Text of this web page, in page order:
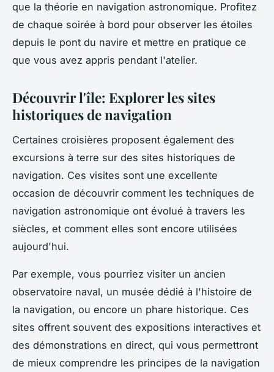
que la théorie en navigation astronomique. Profitez
de chaque soirée à bord pour observer les étoiles
depuis le pont du navire et mettre en pratique ce
que vous avez appris pendant l'atelier.
Découvrir l'île: Explorer les sites
historiques de navigation
Certaines croisières proposent également des
excursions à terre sur des sites historiques de
navigation. Ces visites sont une excellente
occasion de découvrir comment les techniques de
navigation astronomique ont évolué à travers les
siècles, et comment elles sont encore utilisées
aujourd'hui.
Par exemple, vous pourriez visiter un ancien
observatoire naval, un musée dédié à l'histoire de
la navigation, ou encore un phare historique. Ces
sites offrent souvent des expositions interactives et
des démonstrations en direct, qui vous permettront
de mieux comprendre les principes de la navigation